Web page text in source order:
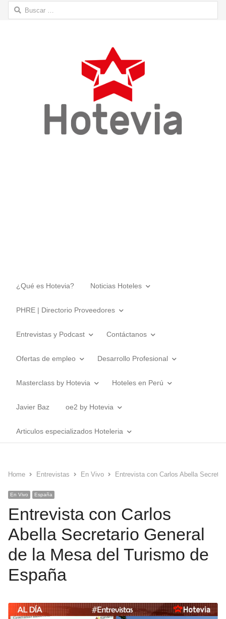
Buscar:
¿Qué es Hotevia? Noticias Hoteles
PHRE | Directorio Proveedores
Entrevistas y Podcast Contáctanos
Ofertas de empleo Desarrollo Profesional
Masterclass by Hotevia Hoteles en Perú
Javier Baz oe2 by Hotevia
Articulos especializados Hoteleria
Home Entrevistas En Vivo Entrevista con Carlos Abella
En Vivo España
Entrevista con Carlos
Abella Secretario General
de la Mesa del Turismo de
España